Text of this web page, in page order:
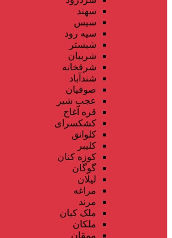
سهند
سیس
سیه رود
شبستر
شربیان
شرفخانه
شندآباد
صوفیان
عجب شیر
قره آغاج
کشکسرای
کلوانق
کلیبر
کوزه کنان
گوگان
لیلان
مراغه
مرند
ملک کیان
ملکان
ممقان